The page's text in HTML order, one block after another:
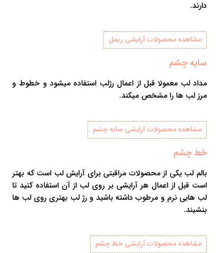
دارند.
مشاهده محصولات آرایشی ریمل
سایه چشم
مداد لب معمولا قبل از اعمال رژلب استفاده میشود و خطوط و
مرز لب ها را مشخص میکند.
مشاهده محصولات آرایشی سایه چشم
خط چشم
بالم لب یکی از محصولات مراقبتی برای آرایش لب است که بهتر
است قبل از اعمال هر آرایشی بر روی لب از آن استفاده کنید تا
لب هایی نرم و مرطوب داشته باشید و رژ لب بهتری روی لب ها
بنشیند.
مشاهده محصولات آرایشی خط چشم